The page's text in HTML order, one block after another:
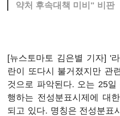
약처 후속대책 미비" 비판
[뉴스토마토 김은별 기자] '
란이 또다시 불거졌지만 관
것으로 파악된다. 오는 25일
행하는 전성분표시제에 대
되고 있다. 명칭은 전성분표